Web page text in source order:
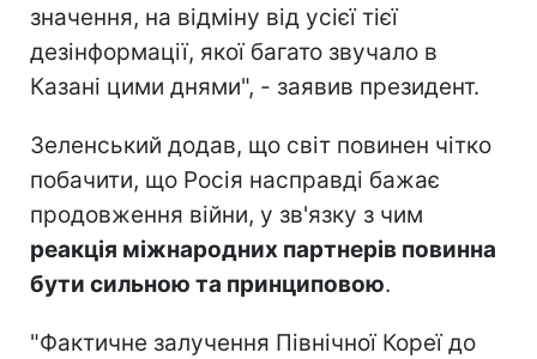
значення, на відміну від усієї тієї
дезінформації, якої багато звучало в
Казані цими днями", - заявив президент.
Зеленський додав, що світ повинен чітко
побачити, що Росія насправді бажає
продовження війни, у зв'язку з чим
реакція міжнародних партнерів повинна
бути сильною та принциповою.
"Фактичне залучення Північної Кореї до